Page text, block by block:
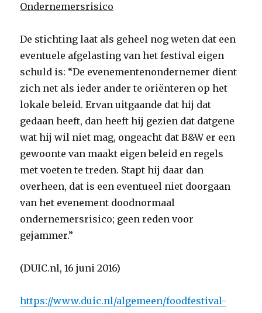
Ondernemersrisico
De stichting laat als geheel nog weten dat een
eventuele afgelasting van het festival eigen
schuld is: “De evenementenondernemer dient
zich net als ieder ander te oriënteren op het
lokale beleid. Ervan uitgaande dat hij dat
gedaan heeft, dan heeft hij gezien dat datgene
wat hij wil niet mag, ongeacht dat B&W er een
gewoonte van maakt eigen beleid en regels
met voeten te treden. Stapt hij daar dan
overheen, dat is een eventueel niet doorgaan
van het evenement doodnormaal
ondernemersrisico; geen reden voor
gejammer.”
(DUIC.nl, 16 juni 2016)
https://www.duic.nl/algemeen/foodfestival-